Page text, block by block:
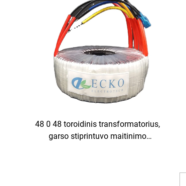
48 0 48 toroidinis transformatorius,
garso stiprintuvo maitinimo